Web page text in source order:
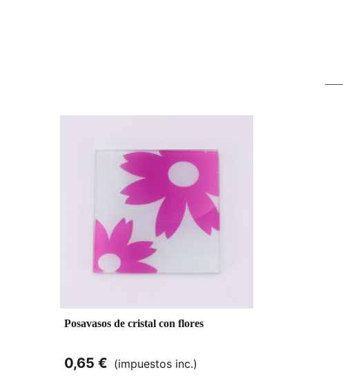
Posavasos de cristal con flores
0,65 € (impuestos inc.)